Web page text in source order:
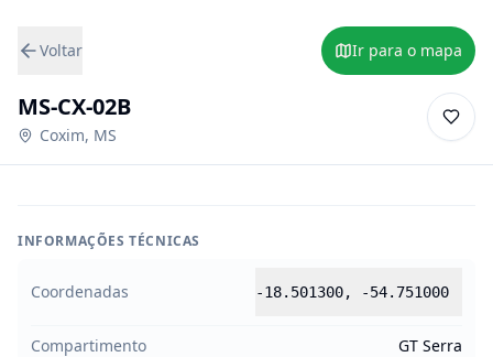
Voltar Ir para o mapa
MS-CX-02B
Coxim, MS
INFORMAÇÕES TÉCNICAS
Coordenadas -18.501300, -54.751000
Compartimento
GT Serra